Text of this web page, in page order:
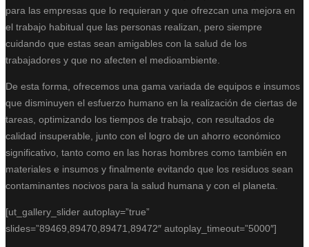
para las empresas que lo requieran y que ofrezcan una mejora en
el trabajo habitual que las personas realizan, pero siempre
cuidando que estas sean amigables con la salud de los
trabajadores y que no afecten el medioambiente.
De esta forma, ofrecemos una gama variada de equipos e insumos
que disminuyen el esfuerzo humano en la realización de ciertas de
tareas, optimizando los tiempos de trabajo, con resultados de
calidad insuperable, junto con el logro de un ahorro económico
significativo, tanto como en las horas hombres como también en
materiales e insumos y finalmente evitando que los residuos sean
contaminantes nocivos para la salud humana y con el planeta.
[ut_gallery_slider autoplay=”true”
slides=”89469,89470,89471,89472″ autoplay_timeout=”5000″]